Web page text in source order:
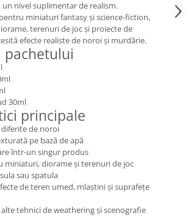
de vopsele
nivel suplimentar de realism.
miniaturi fantasy și science-fiction,
terenuri de joc și proiecte de
efecte realiste de noroi și murdărie.
30ml
principale
de noroi
pe bază de apă
într-un singur produs
miniaturi, diorame și terenuri de joc
sau spatula
de teren umed, mlaștini și suprafețe
tehnici de weathering și scenografie